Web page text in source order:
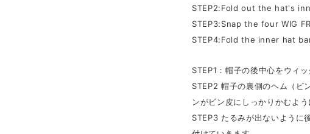
STEP2:Fold out the hat's
STEP3:Snap the four WIG
STEP4:Fold the inner hat
STEP1：帽子の後中心をウィ
STEP2 帽子の裏側のヘム（ビ
ンがビン皮にしっかりかむよ
STEP3 たるみが出ないように